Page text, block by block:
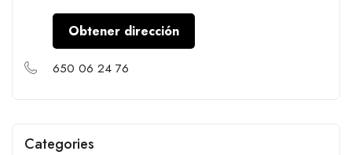
Obtener dirección
650 06 24 76
Categories